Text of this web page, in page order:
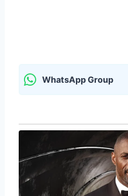
WhatsApp Group